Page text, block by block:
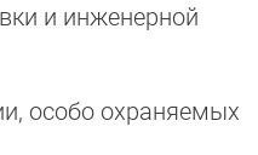
и инженерной
особо охраняемых